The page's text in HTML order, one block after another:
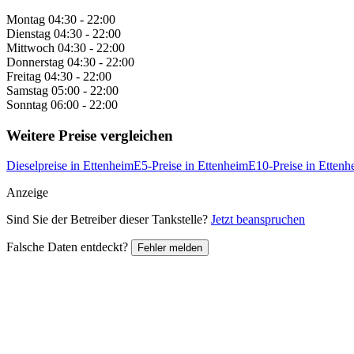
Montag 04:30 - 22:00
Dienstag 04:30 - 22:00
Mittwoch 04:30 - 22:00
Donnerstag 04:30 - 22:00
Freitag 04:30 - 22:00
Samstag 05:00 - 22:00
Sonntag 06:00 - 22:00
Weitere Preise vergleichen
Dieselpreise in EttenheimE5-Preise in EttenheimE10-Preise in
Anzeige
Sind Sie der Betreiber dieser Tankstelle? Jetzt beanspruchen
Falsche Daten entdeckt? Fehler melden